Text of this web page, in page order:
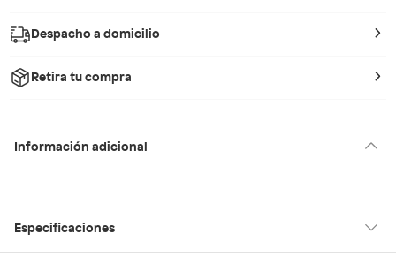
Despacho a domicilio
Retira tu compra
Información adicional
Especificaciones